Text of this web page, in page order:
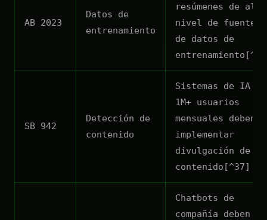
AB 2023
Datos de
entrenamiento
resúmenes de alto
nivel de fuentes
de datos de
SB 942
Detección de
contenido
Sistemas de IA
1M+ usuarios
mensuales deben
implementar
divulgación de
contenido[^37]
Chatbots de
compañía deben